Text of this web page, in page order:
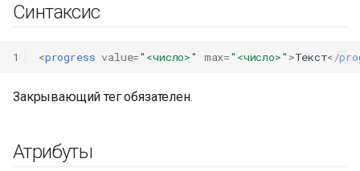
Синтаксис
1 <progress value="<число>" max="<число>" >Текст</
Закрывающий тег обязателен.
Атрибуты